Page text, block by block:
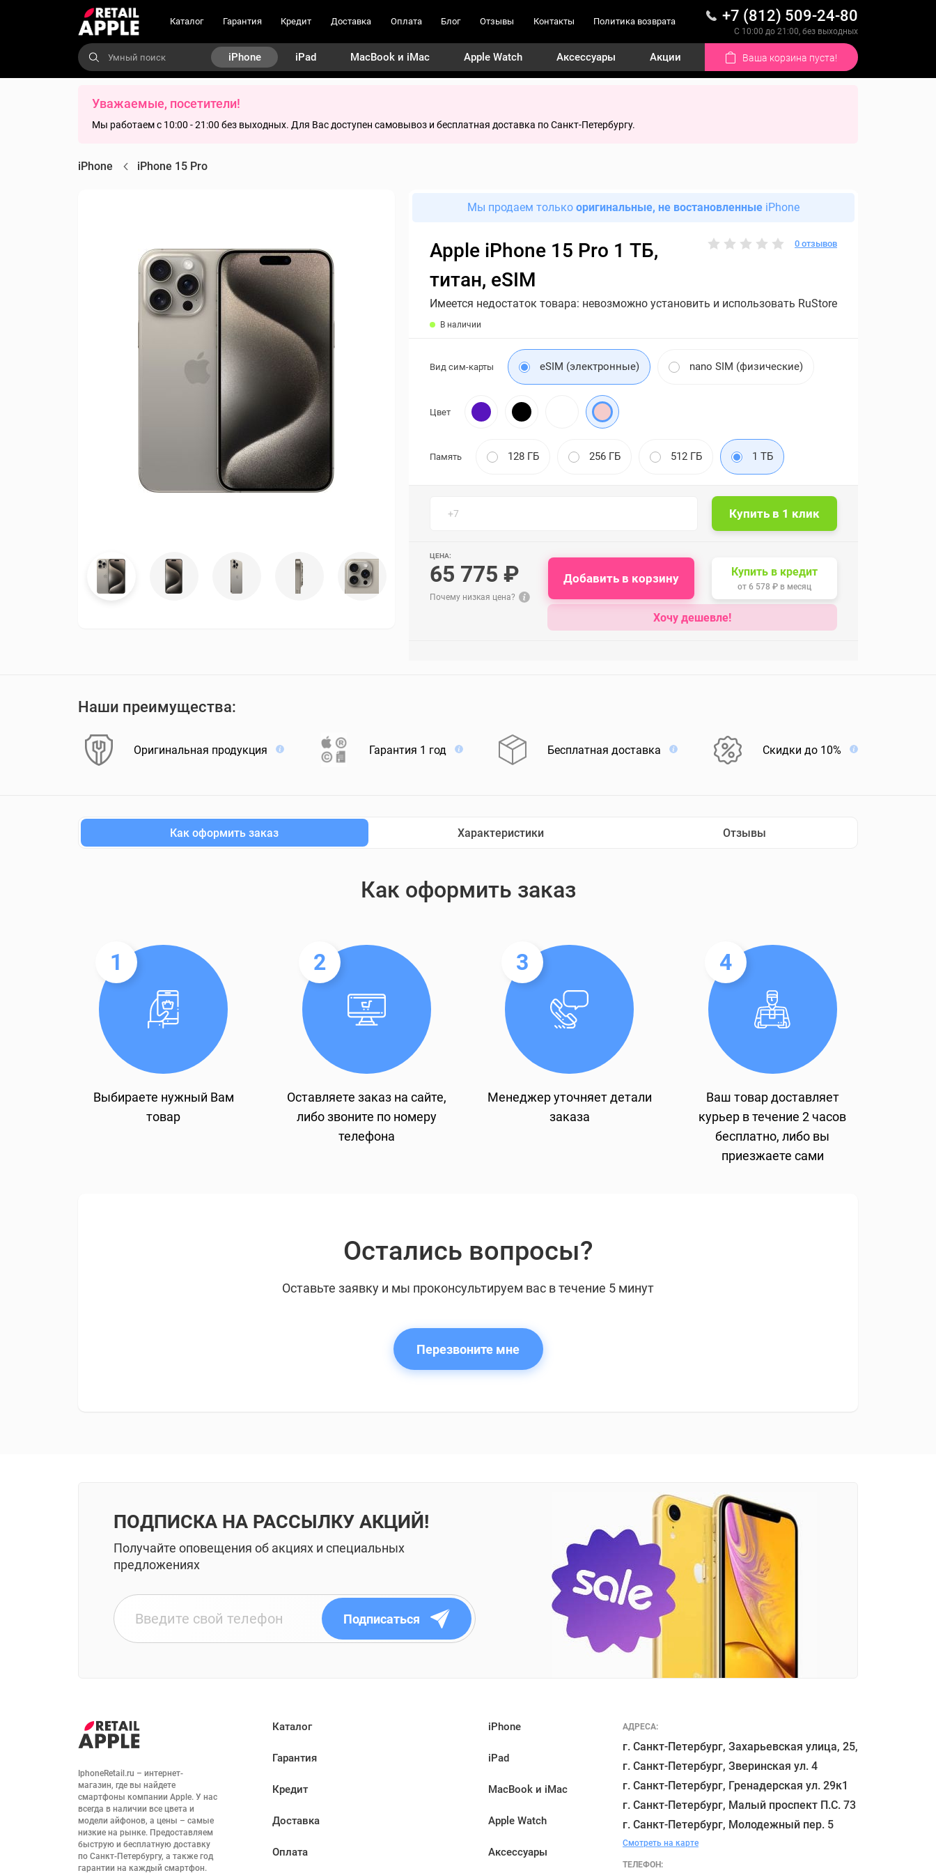
Каталог Гарантия Кредит Доставка Оплата Блог Отзывы Контакты Политика возврата +7 (812) 509-24-80
С 10:00 до 21:00, без выходных
iPhone iPad MacBook и iMac Apple Watch Аксессуары Акции Ваша корзина пуста!
Уважаемые, посетители!
Мы работаем с 10:00 - 21:00 без выходных. Для Вас доступен самовывоз и бесплатная доставка по Санкт-Петербургу.
iPhone iPhone 15 Pro
Мы продаем только оригинальные, не востановленные iPhone
Apple iPhone 15 Pro 1 ТБ,
титан, eSIM
0 отзывов
Имеется недостаток товара: невозможно установить и использовать RuStore
В наличии
Вид сим-карты eSIM (электронные) nano SIM (физические)
Цвет
Память 128 ГБ 256 ГБ 512 ГБ 1 ТБ
ЦЕНА:
65 775 ₽
Почему низкая цена?
Добавить в корзину Купить в кредит
от 6 578 ₽ в месяц
Хочу дешевле!
Наши преимущества:
Оригинальная продукция Гарантия 1 год Бесплатная доставка Скидки до 10%
Как оформить заказ Характеристики Отзывы
Как оформить заказ
1
Выбираете нужный Вам
товар
2
Оставляете заказ на сайте,
либо звоните по номеру
телефона
3
Менеджер уточняет детали
заказа
4
Ваш товар доставляет
курьер в течение 2 часов
бесплатно, либо вы
приезжаете сами
Остались вопросы?
Оставьте заявку и мы проконсультируем вас в течение 5 минут
Перезвоните мне
ПОДПИСКА НА РАССЫЛКУ АКЦИЙ!
Получайте оповещения об акциях и специальных
предложениях
Подписаться
IphoneRetail.ru – интернет-
магазин, где вы найдете
смартфоны компании Apple. У нас
всегда в наличии все цвета и
модели айфонов, а цены – самые
низкие на рынке. Предоставляем
быструю и бесплатную доставку
по Санкт-Петербургу, а также год
гарантии на каждый смартфон.
Каталог
Гарантия
Кредит
Доставка
Оплата
iPhone
iPad
MacBook и iMac
Apple Watch
Аксессуары
АДРЕСА:
г. Санкт-Петербург, Захарьевская улица, 25,
г. Санкт-Петербург, Зверинская ул. 4
г. Санкт-Петербург, Гренадерская ул. 29к1
г. Санкт-Петербург, Малый проспект П.С. 73
Смотреть на карте
ТЕЛЕФОН: